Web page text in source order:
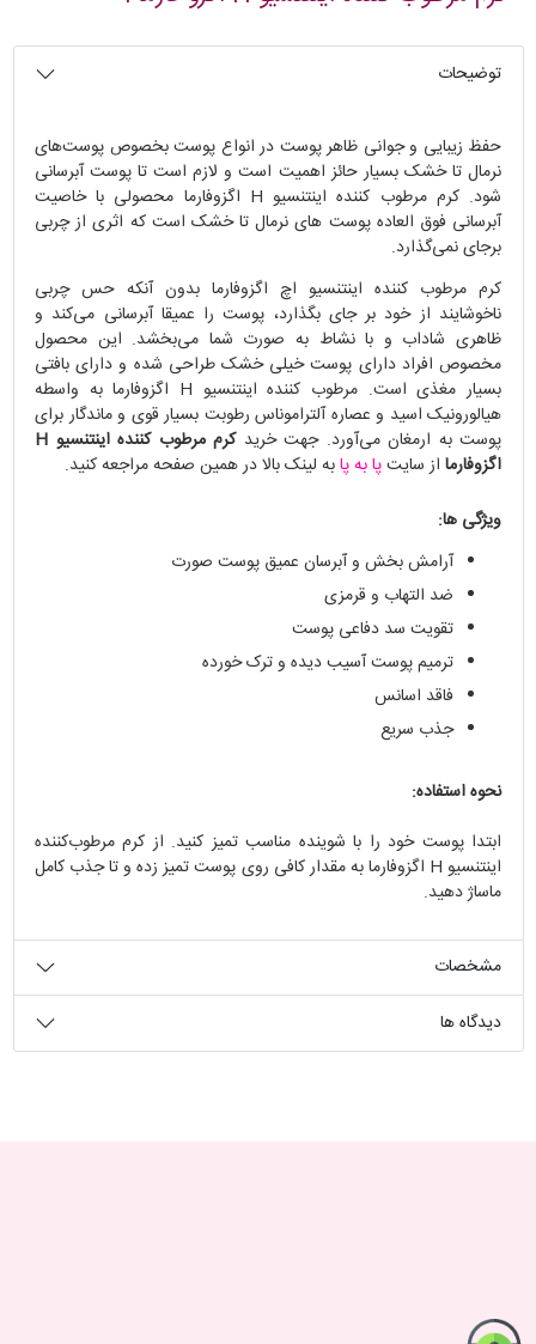
توضیحات
حفظ زیبایی و جوانی ظاهر پوست در انواع پوست بخصوص پوست‌های
نرمال تا خشک بسیار حائز اهمیت است و لازم است تا پوست آبرسانی
شود. کرم مرطوب کننده اینتنسیو H اگزوفارما محصولی با خاصیت
آبرسانی فوق العاده پوست های نرمال تا خشک است که اثری از چربی
برجای نمی‌گذارد.
کرم مرطوب کننده اینتنسیو اچ اگزوفارما بدون آنکه حس چربی
ناخوشایند از خود بر جای بگذارد، پوست را عمیقا آبرسانی می‌کند و
ظاهری شاداب و با نشاط به صورت شما می‌بخشد. این محصول
مخصوص افراد دارای پوست خیلی خشک طراحی شده و دارای بافتی
بسیار مغذی است. مرطوب کننده اینتنسیو H اگزوفارما به واسطه‌
هیالورونیک اسید و عصاره آلتراموناس رطوبت بسیار قوی و ماندگار برای
پوست به ارمغان می‌آورد. جهت خرید
کرم مرطوب کننده اینتنسیو H
اگزوفارما از سایتپا به پابه لینک بالا در همین صفحه مراجعه کنید.
ویژگی ها:
آرامش بخش و آبرسان عمیق پوست صورت
ضد التهاب و قرمزی
تقویت سد دفاعی پوست
ترمیم پوست آسیب دیده و ترک خورده
فاقد اسانس
جذب سریع
نحوه استفاده:
ابتدا پوست خود را با شوینده مناسب تمیز کنید. از کرم مرطوب‌کننده
اینتنسیو H اگزوفارما به مقدار کافی روی پوست تمیز زده و تا جذب کامل
ماساژ دهید.
مشخصات
دیدگاه ها